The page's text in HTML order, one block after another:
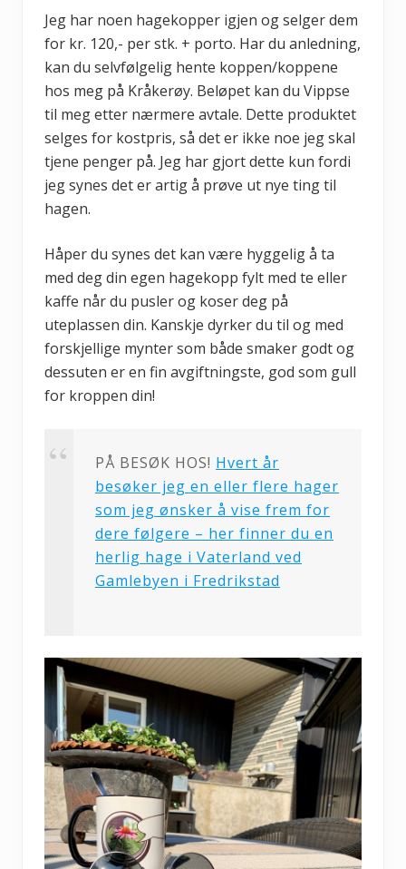
Jeg har noen hagekopper igjen og selger dem
for kr. 120,- per stk. + porto. Har du anledning,
kan du selvfølgelig hente koppen/koppene
hos meg på Kråkerøy. Beløpet kan du Vippse
til meg etter nærmere avtale. Dette produktet
selges for kostpris, så det er ikke noe jeg skal
tjene penger på. Jeg har gjort dette kun fordi
jeg synes det er artig å prøve ut nye ting til
hagen.
Håper du synes det kan være hyggelig å ta
med deg din egen hagekopp fylt med te eller
kaffe når du pusler og koser deg på
uteplassen din. Kanskje dyrker du til og med
forskjellige mynter som både smaker godt og
dessuten er en fin avgiftningste, god som gull
for kroppen din!
PÅ BESØK HOS! Hvert år
besøker jeg en eller flere hager
som jeg ønsker å vise frem for
dere følgere – her finner du en
herlig hage i Vaterland ved
Gamlebyen i Fredrikstad